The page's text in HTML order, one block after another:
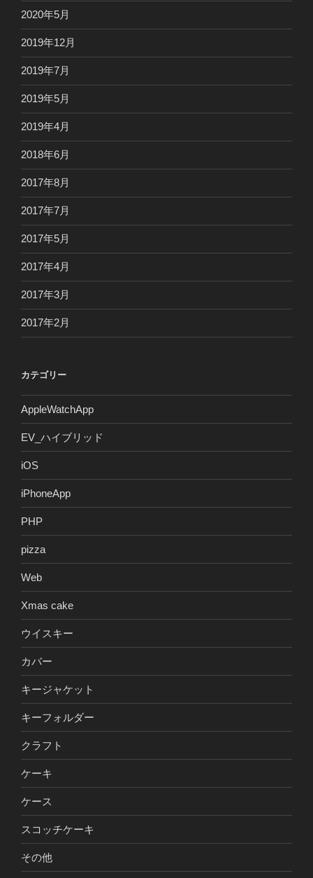
2020年5月
2019年12月
2019年7月
2019年5月
2019年4月
2018年6月
2017年8月
2017年7月
2017年5月
2017年4月
2017年3月
2017年2月
カテゴリー
AppleWatchApp
EV_ハイブリッド
iOS
iPhoneApp
PHP
pizza
Web
Xmas cake
ウイスキー
カバー
キージャケット
キーフォルダー
クラフト
ケーキ
ケース
スコッチケーキ
その他